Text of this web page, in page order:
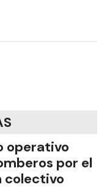
operativo
por el
colectivo